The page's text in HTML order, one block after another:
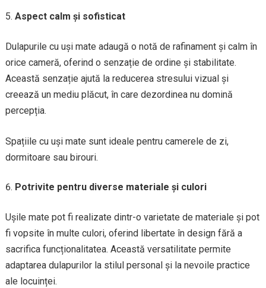
Aspect calm și sofisticat
Dulapurile cu uși mate adaugă o notă de rafinament și calm în
orice cameră, oferind o senzație de ordine și stabilitate.
Această senzație ajută la reducerea stresului vizual și
creează un mediu plăcut, în care dezordinea nu domină
percepția.
Spațiile cu uși mate sunt ideale pentru camerele de zi,
dormitoare sau birouri.
Potrivite pentru diverse materiale și culori
Ușile mate pot fi realizate dintr-o varietate de materiale și pot
fi vopsite în multe culori, oferind libertate în design fără a
sacrifica funcționalitatea. Această versatilitate permite
adaptarea dulapurilor la stilul personal și la nevoile practice
ale locuinței.